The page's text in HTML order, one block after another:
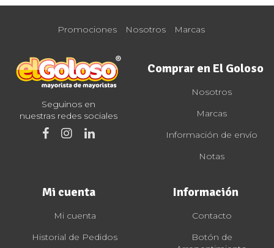
Promociones Nosotros Marcas
Seguinos en
nuestras redes sociales
Comprar en El Goloso
Nosotros
Marcas
Información de envío
Notas
Mi cuenta
Mi cuenta
Historial de Pedidos
Información
Contacto
Botón de